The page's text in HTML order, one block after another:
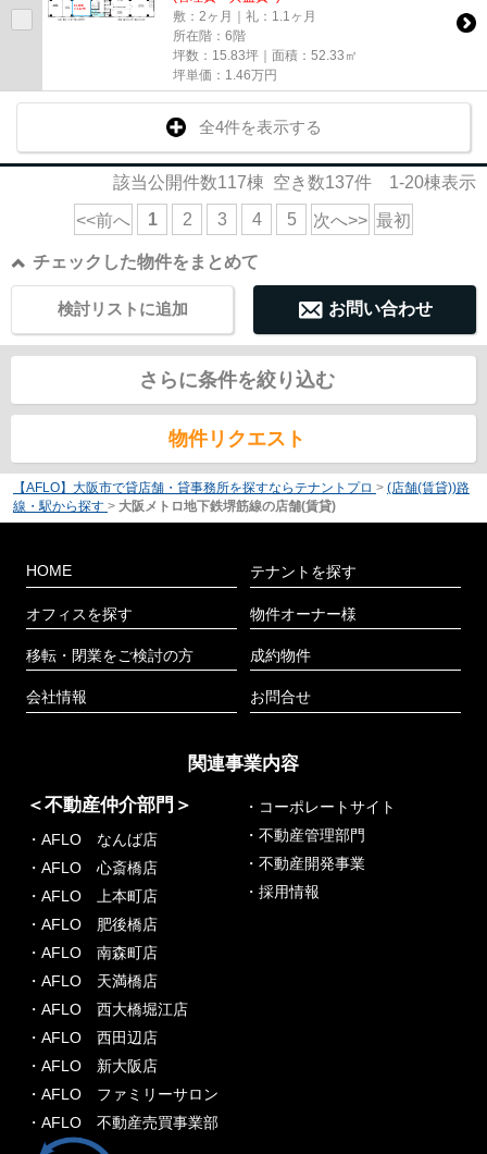
敷：2ヶ月｜礼：1.1ヶ月
所在階：6階
坪数：15.83坪｜面積：52.33㎡
坪単価： 1.46万円
全4件を表示する
該当公開件数117棟 空き数137件 1-20棟表示
<<前へ 1 2 3 4 5 次へ>> 最初
チェックした物件をまとめて
お問い合わせ
検討リストに追加
さらに条件を絞り込む
物件リクエスト
【AFLO】大阪市で貸店舗・貸事務所を探すならテナントプロ > (店舗(賃貸))路
線・駅から探す > 大阪メトロ地下鉄堺筋線の店舗(賃貸)
HOME
オフィスを探す
移転・閉業をご検討の方
会社情報
テナントを探す
物件オーナー様
成約物件
お問合せ
関連事業内容
＜不動産仲介部門＞
・AFLO なんば店
・AFLO 心斎橋店
・AFLO 上本町店
・AFLO 肥後橋店
・AFLO 南森町店
・AFLO 天満橋店
・AFLO 西大橋堀江店
・AFLO 西田辺店
・AFLO 新大阪店
・AFLO ファミリーサロン
・AFLO 不動産売買事業部
・コーポレートサイト
・不動産管理部門
・不動産開発事業
・採用情報